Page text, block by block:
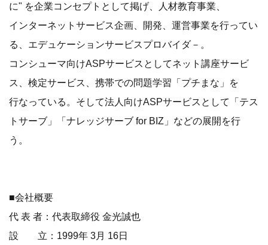
に" を企業コンセプトとして掲げ、人材教育事業、
インターネットサービス企画、開発、運営事業を行ってい
る、エデュケーションサービスプロバイダ－。
コンシューマ向けASPサービスとしてネット講座サービ
ス、検定サービス、携帯での問題学習「プチまな」を
行なっている。そして法人向けASPサービスとして「テス
トサーブ」「ナレッジサーブ for BIZ」などの展開を行
う。
■会社概要
代 表 者：代表取締役 金光誠也
設 立：1999年 3月 16日